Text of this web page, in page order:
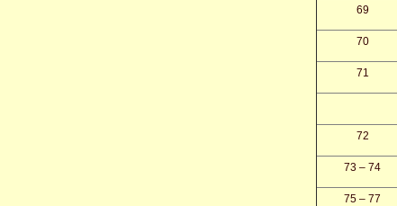
69
70
71
72
73 – 74
75 – 77